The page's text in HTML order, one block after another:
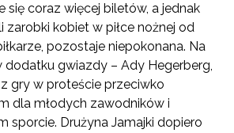
się coraz więcej biletów, a jednak
zarobki kobiet w piłce nożnej od
pozostaje niepokonana. Na
dodatku gwiazdy – Ady Hegerberg,
gry w proteście przeciwko
dla młodych zawodników i
sporcie. Drużyna Jamajki dopiero